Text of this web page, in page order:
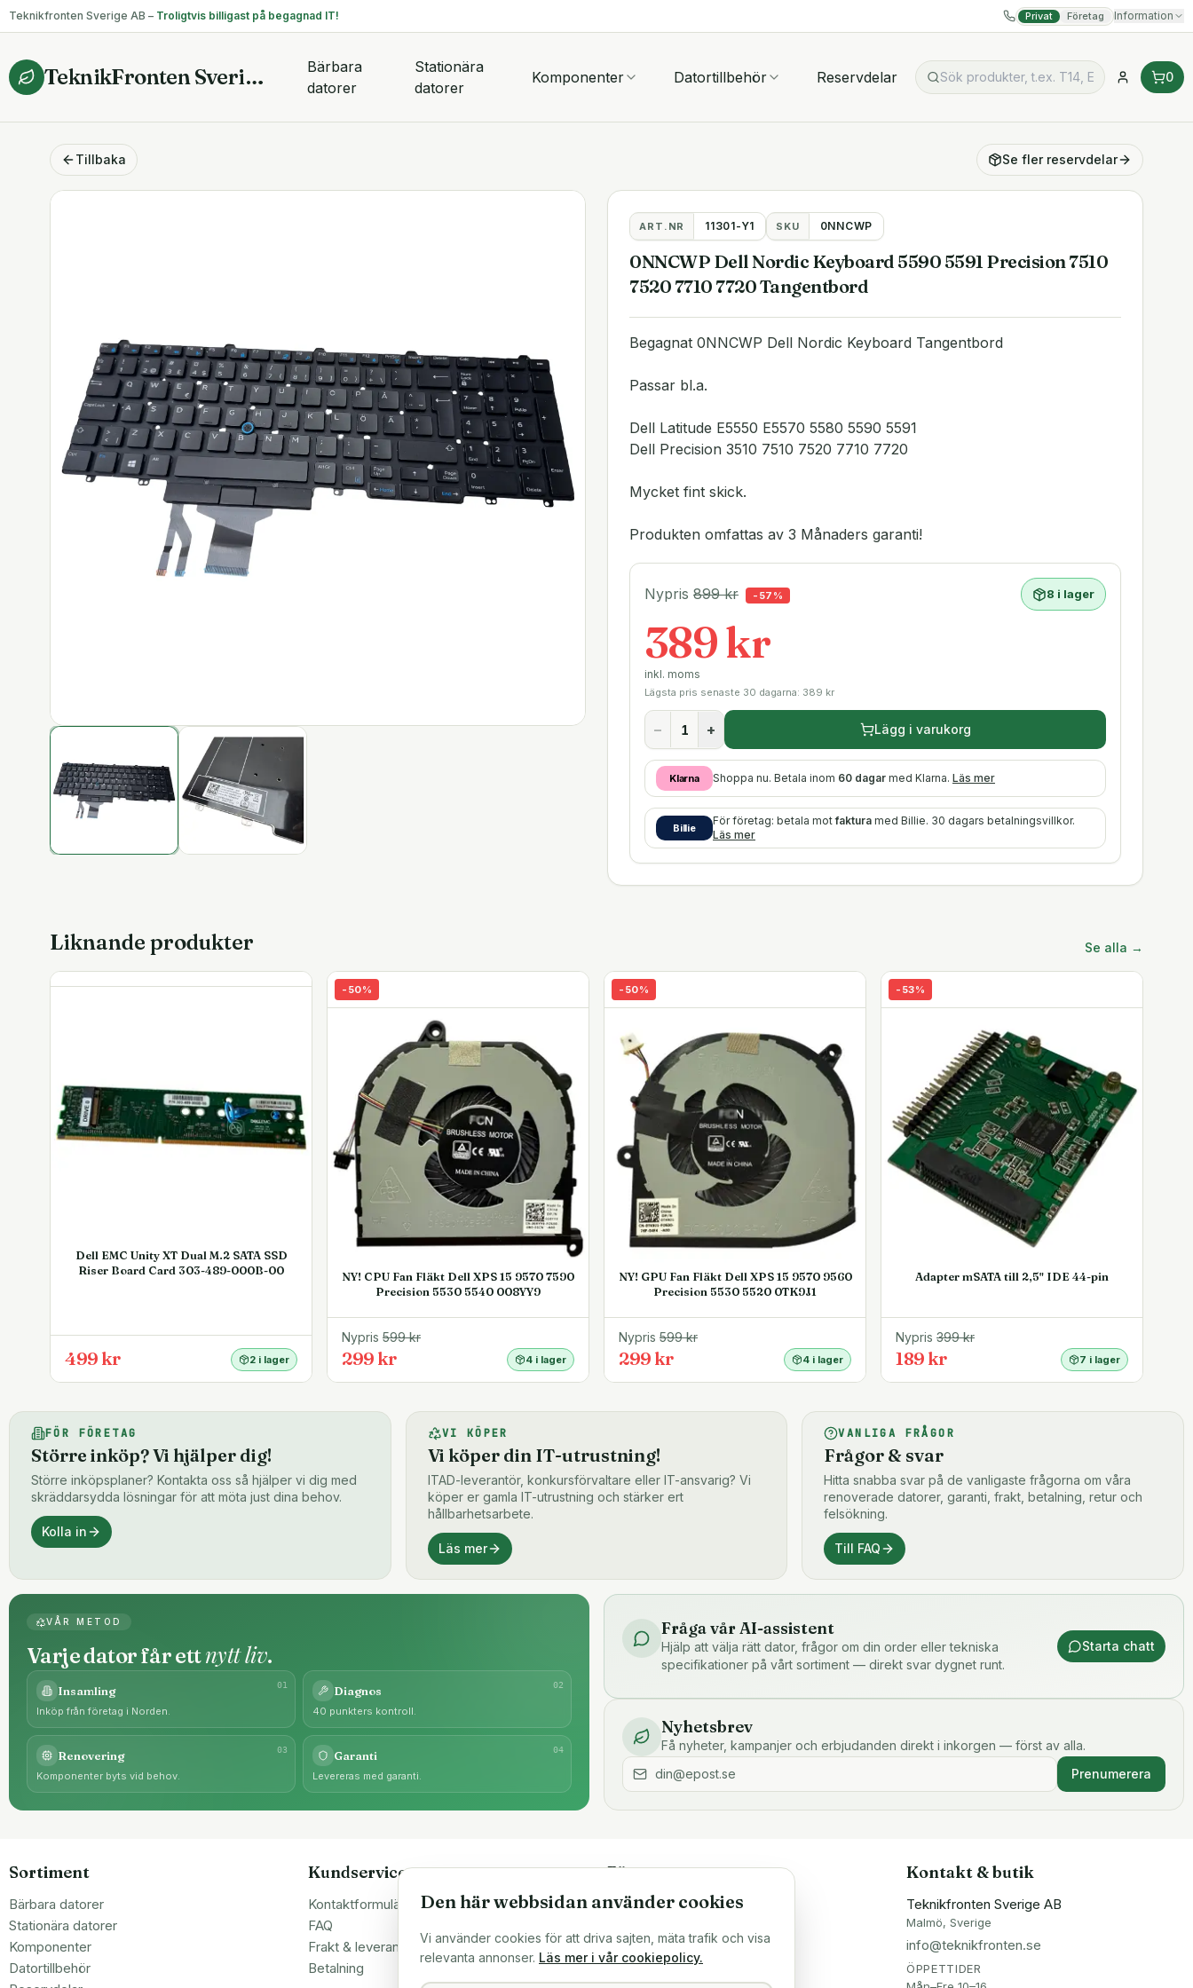
Teknikfronten Sverige AB – Troligtvis billigast på begagnad IT! Privat Företag Information
TeknikFronten Sverige AB
Bärbara
datorer
Stationära
datorer
Komponenter Datortillbehör Reservdelar 0
Tillbaka Se fler reservdelar
ART.NR 11301-Y1 SKU 0NNCWP
0NNCWP Dell Nordic Keyboard 5590 5591 Precision 7510
7520 7710 7720 Tangentbord
Begagnat 0NNCWP Dell Nordic Keyboard Tangentbord
Passar bl.a.
Dell Latitude E5550 E5570 5580 5590 5591
Dell Precision 3510 7510 7520 7710 7720
Mycket fint skick.
Produkten omfattas av 3 Månaders garanti!
Nypris 899kr - 57 % 8 i lager
389 kr
inkl. moms
Lägsta pris senaste 30 dagarna: 389 kr
− + Lägg i varukorg
Klarna Shoppa nu. Betala inom 60 dagar med Klarna. Läs mer
Billie
För företag: betala motfaktura med Billie. 30 dagars betalningsvillkor.
Läs mer
Liknande produkter Se alla →
Dell EMC Unity XT Dual M.2 SATA SSD
Riser Board Card 303-489-000B-00
499 kr 2 i lager
- 50%
NY! CPU Fan Fläkt Dell XPS 15 9570 7590
Precision 5530 5540 008YY9
Nypris 599kr
299 kr 4 i lager
- 50%
NY! GPU Fan Fläkt Dell XPS 15 9570 9560
Precision 5530 5520 0TK9J1
Nypris 599kr
299 kr 4 i lager
- 53%
Adapter mSATA till 2,5" IDE 44-pin
Nypris 399kr
189 kr 7 i lager
FÖR FÖRETAG
Större inköp? Vi hjälper dig!
Större inköpsplaner? Kontakta oss så hjälper vi dig med
skräddarsydda lösningar för att möta just dina behov.
Kolla in
VI KÖPER
Vi köper din IT-utrustning!
ITAD-leverantör, konkursförvaltare eller IT-ansvarig? Vi
köper er gamla IT-utrustning och stärker ert
hållbarhetsarbete.
Läs mer
VANLIGA FRÅGOR
Frågor & svar
Hitta snabba svar på de vanligaste frågorna om våra
renoverade datorer, garanti, frakt, betalning, retur och
felsökning.
Till FAQ
VÅR METOD
Varje dator får ettnytt liv.
01
Insamling
Inköp från företag i Norden.
02
Diagnos
40 punkters kontroll.
03
Renovering
Komponenter byts vid behov.
04
Garanti
Levereras med garanti.
Fråga vår AI-assistent
Hjälp att välja rätt dator, frågor om din order eller tekniska
specifikationer på vårt sortiment — direkt svar dygnet runt.
Starta chatt
Nyhetsbrev
Få nyheter, kampanjer och erbjudanden direkt i inkorgen — först av alla.
Prenumerera
Sortiment
Bärbara datorer
Stationära datorer
Komponenter
Datortillbehör
Kundservice
Kontaktformulär
FAQ
Frakt & leverans
Betalning
Företaget
Om oss
Sälj till oss
Köpvillkor
Kontakt & butik
Teknikfronten Sverige AB
Malmö, Sverige
info@teknikfronten.se
ÖPPETTIDER
Den här webbsidan använder cookies
Vi använder cookies för att driva sajten, mäta trafik och visa
relevanta annonser. Läs mer i vår cookiepolicy.